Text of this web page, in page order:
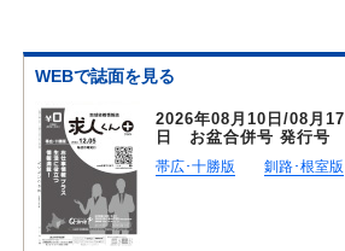
WEBで誌面を見る
2026年08月10日/08月17
日 お盆合併号 発行号
帯広･十勝版 釧路･根室版